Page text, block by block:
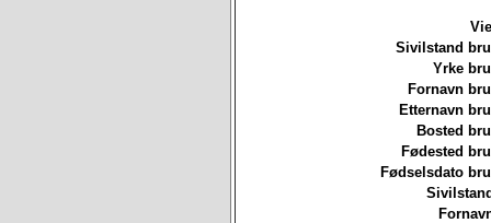
Sivilstand
Yrke
Fornavn
Etternavn
Bosted
Fødested
Fødselsdato